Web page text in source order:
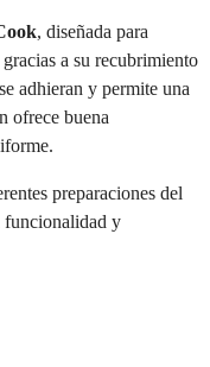
, diseñada para
a su recubrimiento
adhieran y permite una
ofrece buena
preparaciones del
funcionalidad y